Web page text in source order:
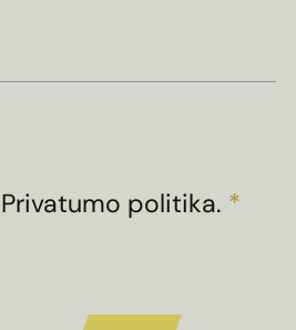
Privatumo politika. *